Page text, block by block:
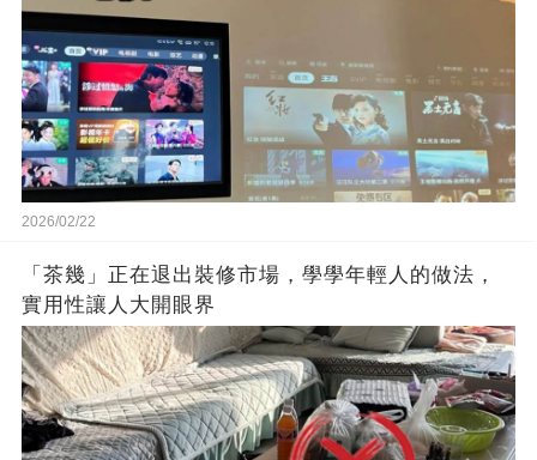
2026/02/22
「茶幾」正在退出裝修市場，學學年輕人的做法，
實用性讓人大開眼界